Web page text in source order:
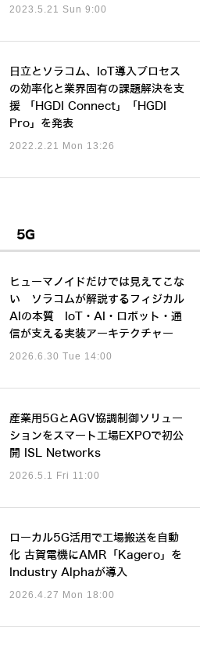
2023.5.21 Sun 9:00
日立とソラコム、IoT導入プロセス
の効率化と業界固有の課題解決を支
援 「HGDI Connect」「HGDI
Pro」を発表
2022.2.21 Mon 13:26
5G
ヒューマノイドだけでは見えてこな
い ソラコムが解説するフィジカル
AIの本質 IoT・AI・ロボット・通
信が支える実装アーキテクチャー
2026.6.30 Tue 14:00
産業用5GとAGV協調制御ソリュー
ションをスマート工場EXPOで初公
開 ISL Networks
2026.5.1 Fri 11:00
ローカル5G活用で工場搬送を自動
化 古賀電機にAMR「Kagero」を
Industry Alphaが導入
2026.4.27 Mon 18:00